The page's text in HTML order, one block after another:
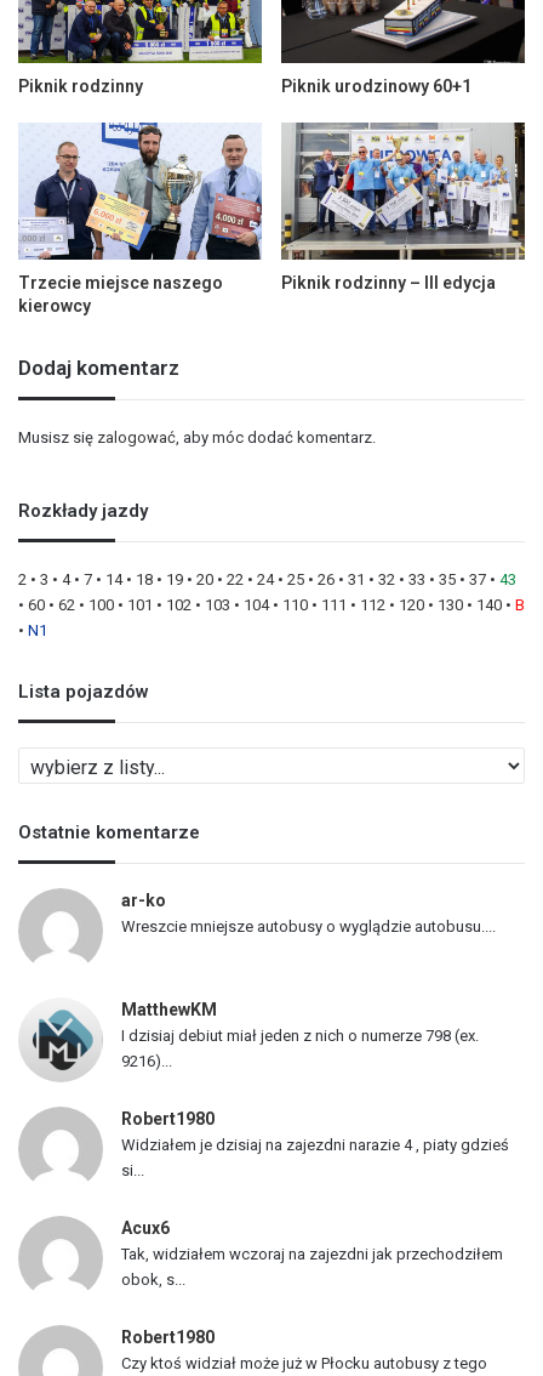
Piknik rodzinny Piknik urodzinowy 60+1
Trzecie miejsce naszego
kierowcy
Piknik rodzinny – III edycja
Dodaj komentarz
Musisz się zalogować, aby móc dodać komentarz.
Rozkłady jazdy
2 • 3 • 4• 7 • 14• 18 • 19 • 20 • 22 • 24• 25 • 26 • 31 • 32 • 33 • 35 • 37 • 43
• 60 • 62 • 100 • 101 • 102 • 103 • 104• 110 • 111 • 112 • 120 • 130 • 140 • B
• N1
Lista pojazdów
i
t
a
o
j
w
Ostatnie komentarze
ar-ko
Wreszcie mniejsze autobusy o wyglądzie autobusu....
MatthewKM
I dzisiaj debiut miał jeden z nich o numerze 798 (ex.
9216)...
Robert1980
Widziałem je dzisiaj na zajezdni narazie 4 , piaty gdzieś
si...
Acux6
Tak, widziałem wczoraj na zajezdni jak przechodziłem
obok, s...
Robert1980
Czy ktoś widział może już w Płocku autobusy z tego